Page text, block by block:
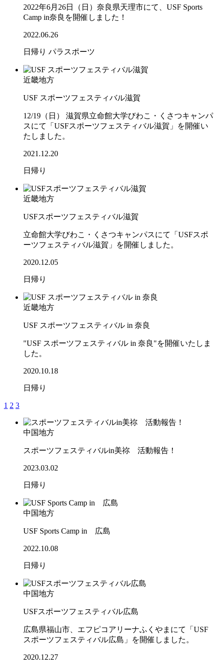
2022年6月26日（日）奈良県天理市にて、USF Sports
Camp in奈良を開催しました！
2022.06.26
日帰り パラスポーツ
近畿地方
USF スポーツフェスティバル滋賀
12/19（日） 滋賀県立命館大学びわこ・くさつキャンパ
スにて「USFスポーツフェスティバル滋賀」を開催い
たしました。
2021.12.20
日帰り
近畿地方
USFスポーツフェスティバル滋賀
立命館大学びわこ・くさつキャンパスにて「USFスポ
ーツフェスティバル滋賀」を開催しました。
2020.12.05
日帰り
近畿地方
USF スポーツフェスティバル in 奈良
"USF スポーツフェスティバル in 奈良"を開催いたしま
した。
2020.10.18
日帰り
1 2 3
中国地方
スポーツフェスティバルin美祢 活動報告！
2023.03.02
日帰り
中国地方
USF Sports Camp in 広島
2022.10.08
日帰り
中国地方
USFスポーツフェスティバル広島
広島県福山市、エフピコアリーナふくやまにて「USF
スポーツフェスティバル広島」を開催しました。
2020.12.27